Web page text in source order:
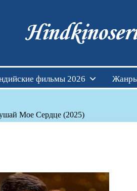
Индийские
фильмы 2026
Мое Сердце (2025)